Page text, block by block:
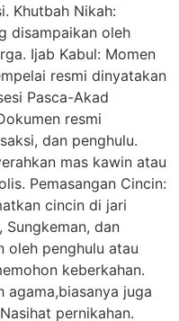
Khutbah Nikah:
disampaikan oleh
Ijab Kabul: Momen
resmi dinyatakan
Pasca-Akad
resmi
dan penghulu.
mas kawin atau
Pemasangan Cincin:
cincin di jari
dan
oleh penghulu atau
keberkahan.
juga
pernikahan.